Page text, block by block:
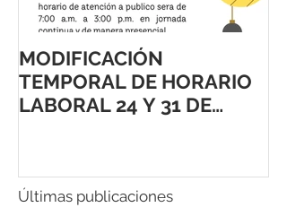
MODIFICACIÓN
TEMPORAL DE HORARIO
LABORAL 24 Y 31 DE
Últimas publicaciones